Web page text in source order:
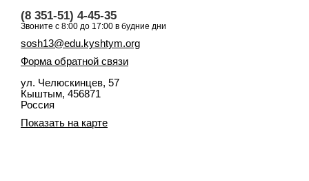
(8 351-51) 4-45-35
Звоните с 8:00 до 17:00 в будние дни
sosh13@edu.kyshtym.org
Форма обратной связи
ул. Челюскинцев, 57
Кыштым, 456871
Россия
Показать на карте